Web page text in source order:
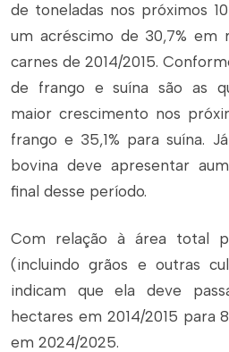
de toneladas nos próximos
um acréscimo de 30,7% em
carnes de 2014/2015.
de frango e suína são as
maior crescimento nos
frango e 35,1% para suína.
bovina deve apresentar
final desse período.
Com relação à área total
(incluindo grãos e outras
indicam que ela deve
hectares em 2014/2015 para
em 2024/2025.